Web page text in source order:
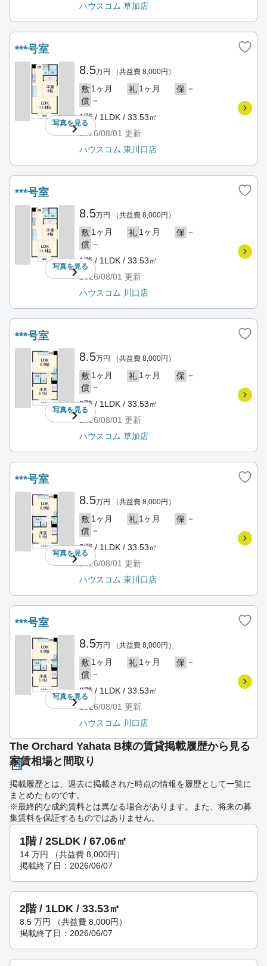
ハウスコム 草加店
***号室
写真を見る
8.5万円 （共益費 8,000円）
敷 1ヶ月 礼 1ヶ月 保 －
償 －
1階 / 1LDK / 33.53㎡
2026/08/01 更新
ハウスコム 東川口店
***号室
写真を見る
8.5万円 （共益費 8,000円）
敷 1ヶ月 礼 1ヶ月 保 －
償 －
1階 / 1LDK / 33.53㎡
2026/08/01 更新
ハウスコム 川口店
***号室
写真を見る
8.5万円 （共益費 8,000円）
敷 1ヶ月 礼 1ヶ月 保 －
償 －
2階 / 1LDK / 33.53㎡
2026/08/01 更新
ハウスコム 草加店
***号室
写真を見る
8.5万円 （共益費 8,000円）
敷 1ヶ月 礼 1ヶ月 保 －
償 －
2階 / 1LDK / 33.53㎡
2026/08/01 更新
ハウスコム 東川口店
***号室
写真を見る
8.5万円 （共益費 8,000円）
敷 1ヶ月 礼 1ヶ月 保 －
償 －
2階 / 1LDK / 33.53㎡
2026/08/01 更新
ハウスコム 川口店
The Orchard Yahata B棟の賃貸掲載履歴から見る
家賃相場と間取り
掲載履歴とは、過去に掲載された時点の情報を履歴として一覧に
まとめたものです。
※最終的な成約賃料とは異なる場合があります。また、将来の募
集賃料を保証するものではありません。
1階 / 2SLDK / 67.06㎡
14 万円 （共益費 8,000円）
掲載終了日：2026/06/07
2階 / 1LDK / 33.53㎡
8.5 万円 （共益費 8,000円）
掲載終了日：2026/06/07